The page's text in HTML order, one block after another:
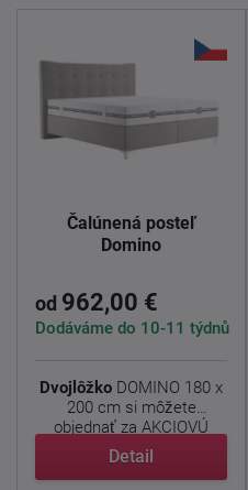
Čalúnená posteľ
Domino
od 962,00 €
Dodáváme do 10-11 týdnů
Dvojlôžko DOMINO 180 x
200 cm si môžete
objednať za AKCIOVÚ
cenu s ...
Detail